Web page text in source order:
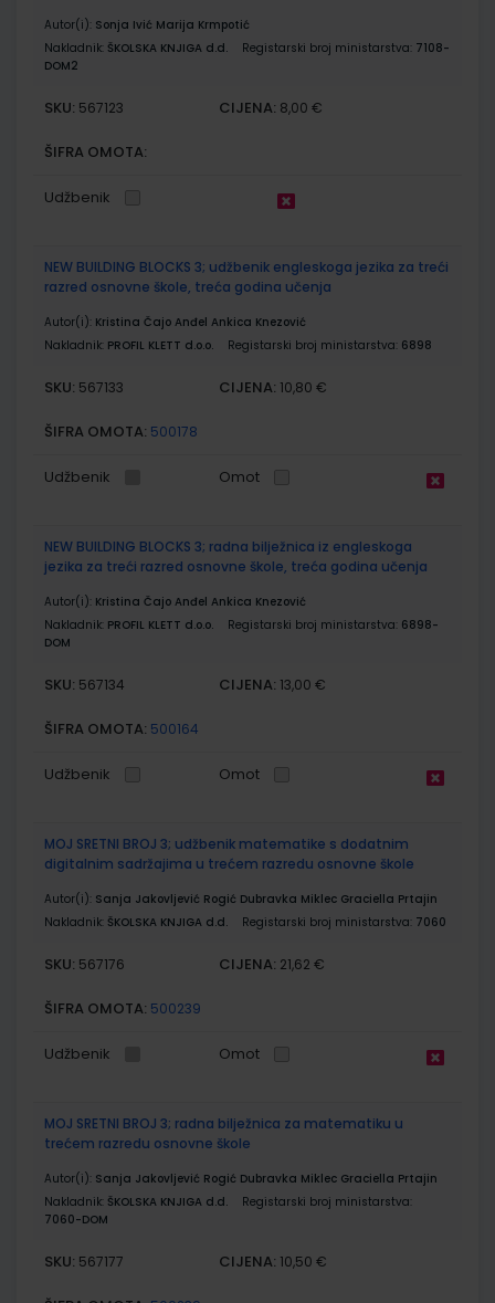
Autor(i): Sonja Ivić Marija Krmpotić
Nakladnik: ŠKOLSKA KNJIGA d.d. Registarski broj ministarstva: 7108-
DOM2
SKU: 567123 CIJENA: 8,00 €
ŠIFRA OMOTA:
Udžbenik
NEW BUILDING BLOCKS 3; udžbenik engleskoga jezika za treći
razred osnovne škole, treća godina učenja
Autor(i): Kristina Čajo Anđel Ankica Knezović
Nakladnik: PROFIL KLETT d.o.o. Registarski broj ministarstva: 6898
SKU: 567133 CIJENA: 10,80 €
ŠIFRA OMOTA: 500178
Udžbenik Omot
NEW BUILDING BLOCKS 3; radna bilježnica iz engleskoga
jezika za treći razred osnovne škole, treća godina učenja
Autor(i): Kristina Čajo Anđel Ankica Knezović
Nakladnik: PROFIL KLETT d.o.o. Registarski broj ministarstva: 6898-
DOM
SKU: 567134 CIJENA: 13,00 €
ŠIFRA OMOTA: 500164
Udžbenik Omot
MOJ SRETNI BROJ 3; udžbenik matematike s dodatnim
digitalnim sadržajima u trećem razredu osnovne škole
Autor(i): Sanja Jakovljević Rogić Dubravka Miklec Graciella Prtajin
Nakladnik: ŠKOLSKA KNJIGA d.d. Registarski broj ministarstva: 7060
SKU: 567176 CIJENA: 21,62 €
ŠIFRA OMOTA: 500239
Udžbenik Omot
MOJ SRETNI BROJ 3; radna bilježnica za matematiku u
trećem razredu osnovne škole
Autor(i): Sanja Jakovljević Rogić Dubravka Miklec Graciella Prtajin
Nakladnik: ŠKOLSKA KNJIGA d.d.
Registarski broj ministarstva:
7060-DOM
SKU: 567177 CIJENA: 10,50 €